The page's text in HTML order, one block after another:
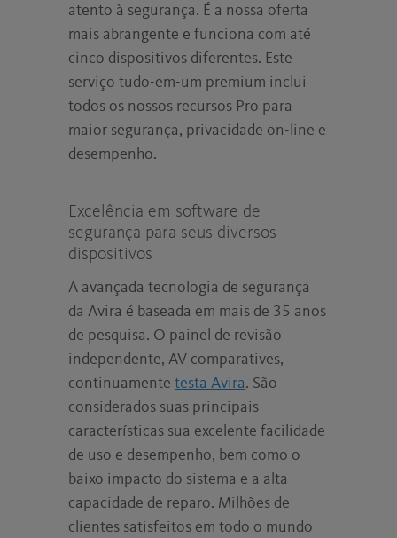
atento à segurança. É a nossa oferta
mais abrangente e funciona com até
cinco dispositivos diferentes. Este
serviço tudo-em-um premium inclui
todos os nossos recursos Pro para
maior segurança, privacidade on-line e
desempenho.
Excelência em software de
segurança para seus diversos
dispositivos
A avançada tecnologia de segurança
da Avira é baseada em mais de 35 anos
de pesquisa. O painel de revisão
independente, AV comparatives,
continuamentetesta Avira. São
considerados suas principais
características sua excelente facilidade
de uso e desempenho, bem como o
baixo impacto do sistema e a alta
capacidade de reparo. Milhões de
clientes satisfeitos em todo o mundo